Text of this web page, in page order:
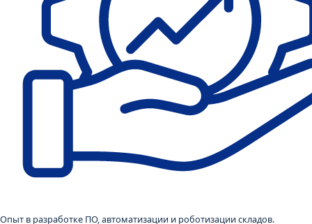
Опыт в разработке ПО, автоматизации и роботизации складов.